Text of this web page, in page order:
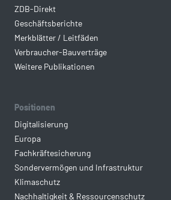
ZDB-Direkt
Geschäftsberichte
Merkblätter / Leitfäden
Verbraucher-Bauverträge
Weitere Publikationen
Positionen
Digitalisierung
Europa
Fachkräftesicherung
Sondervermögen und Infrastruktur
Klimaschutz
Nachhaltigkeit & Ressourcenschutz